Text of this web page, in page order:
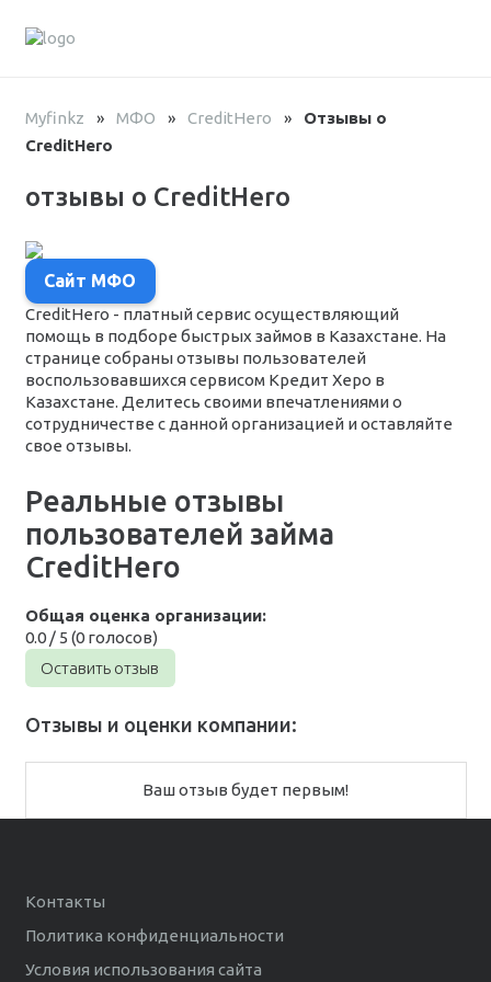
Myfinkz » МФО » CreditHero »
Отзывы о
CreditHero
отзывы о CreditHero
Сайт МФО
CreditHero - платный сервис осуществляющий
помощь в подборе быстрых займов в Казахстане. На
странице собраны отзывы пользователей
воспользовавшихся сервисом Кредит Херо в
Казахстане. Делитесь своими впечатлениями о
сотрудничестве с данной организацией и оставляйте
свое отзывы.
Реальные отзывы
пользователей займа
CreditHero
Общая оценка организации:
0.0 / 5 (0 голосов)
Оставить отзыв
Отзывы и оценки компании:
Ваш отзыв будет первым!
Контакты
Политика конфиденциальности
Условия использования сайта